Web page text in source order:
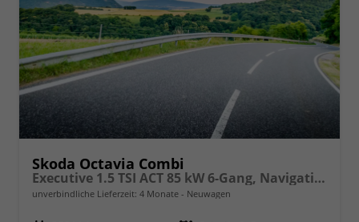
Skoda Octavia Combi
Executive 1.5 TSI ACT 85 kW 6-Gang, Navigationssystem, 17 Zoll Alufelgen, ACC, PDC, Klimaautomatik, Phone Box, Reserverad, Full LED, 4 Jahre Garantie,
unverbindliche Lieferzeit: 4 Monate Neuwagen